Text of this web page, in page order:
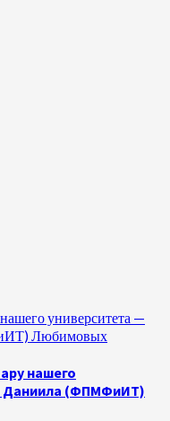
университета —
Любимовых
нашего
Даниила (ФПМФиИТ)